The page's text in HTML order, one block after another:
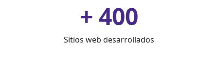
+ 400
Sitios web desarrollados